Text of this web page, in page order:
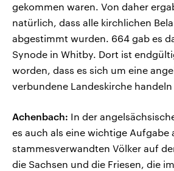
gekommen waren. Von daher
natürlich, dass alle kirchlichen
abgestimmt wurden. 664 gab es
Synode in Whitby. Dort ist
worden, dass es sich um eine
verbundene Landeskirche
Achenbach: In der
es auch als eine wichtige Aufgabe
stammesverwandten Völker auf
die Sachsen und die Friesen, die